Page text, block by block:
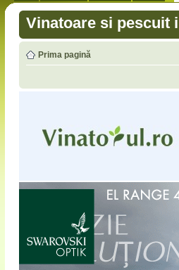
Vinatoare si pescuit
Prima pagină